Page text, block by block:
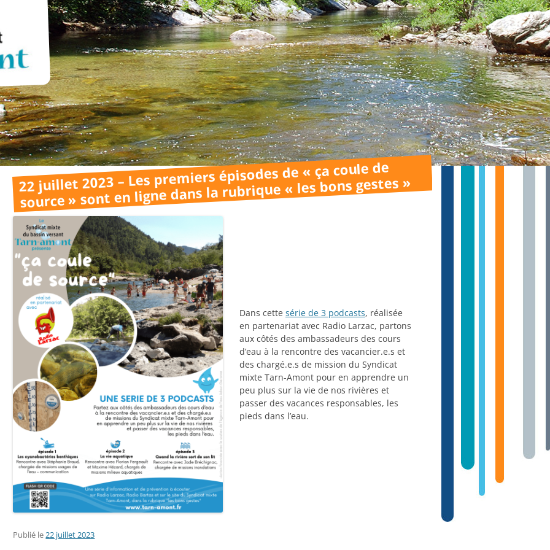
22 juillet 2023 – Les premiers épisodes de « ça coule de
source » sont en ligne dans la rubrique « les bons gestes »
Dans cette série de 3 podcasts, réalisée
en partenariat avec Radio Larzac, partons
aux côtés des ambassadeurs des cours
d’eau à la rencontre des vacancier.e.s et
des chargé.e.s de mission du Syndicat
mixte Tarn-Amont pour en apprendre un
peu plus sur la vie de nos rivières et
passer des vacances responsables, les
pieds dans l’eau.
Publié le22 juillet 2023